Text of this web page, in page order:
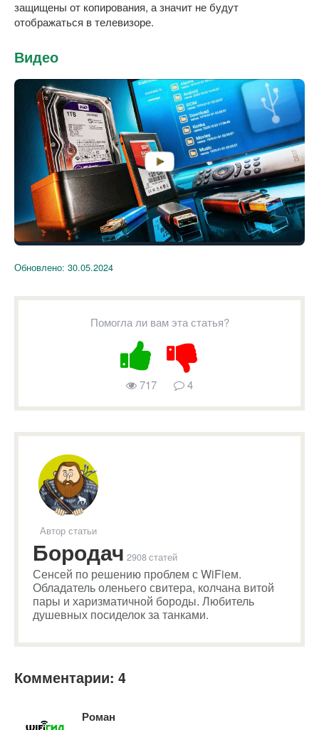
защищены от копирования, а значит не будут
отображаться в телевизоре.
Видео
Обновлено: 30.05.2024
Помогла ли вам эта статья?
717 4
Автор статьи
Бородач 2908 статей
Сенсей по решению проблем с WiFiем.
Обладатель оленьего свитера, колчана витой
пары и харизматичной бороды. Любитель
душевных посиделок за танками.
Комментарии: 4
Роман